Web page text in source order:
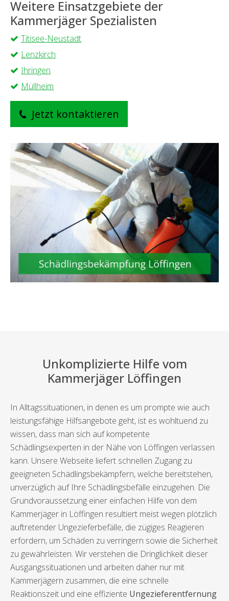
Weitere Einsatzgebiete der
Kammerjäger Spezialisten
Titisee-Neustadt
Lenzkirch
Ihringen
Müllheim
Jetzt kontaktieren
Unkomplizierte Hilfe vom
Kammerjäger Löffingen
In Alltagssituationen, in denen es um prompte wie auch
leistungsfähige Hilfsangebote geht, ist es wohltuend zu
wissen, dass man sich auf kompetente
Schädlingsexperten in der Nähe von Löffingen verlassen
kann. Unsere Webseite liefert schnellen Zugang zu
geeigneten Schädlingsbekämpfern, welche bereitstehen,
unverzüglich auf Ihre Schädlingsbefälle einzugehen. Die
Grundvoraussetzung einer einfachen Hilfe von dem
Kammerjäger in Löffingen resultiert meist wegen plötzlich
auftretender Ungezieferbefälle, die zügiges Reagieren
erfordern, um Schäden zu verringern sowie die Sicherheit
zu gewährleisten. Wir verstehen die Dringlichkeit dieser
Ausgangssituationen und arbeiten daher nur mit
Kammerjägern zusammen, die eine schnelle
Reaktionszeit und eine effiziente Ungezieferentfernung